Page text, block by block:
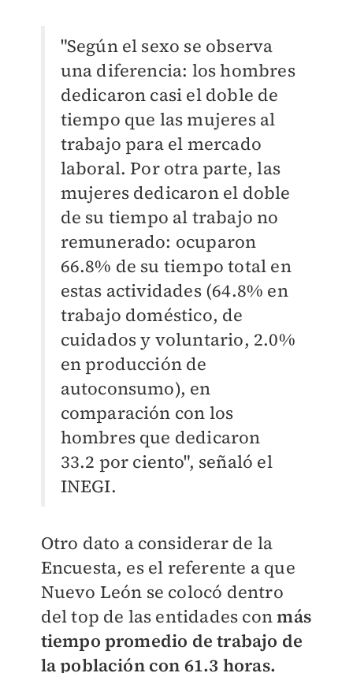
"Según el sexo se observa
una diferencia: los hombres
dedicaron casi el doble de
tiempo que las mujeres al
trabajo para el mercado
laboral. Por otra parte, las
mujeres dedicaron el doble
de su tiempo al trabajo no
remunerado: ocuparon
66.8% de su tiempo total en
estas actividades (64.8% en
trabajo doméstico, de
cuidados y voluntario, 2.0%
en producción de
autoconsumo), en
comparación con los
hombres que dedicaron
33.2 por ciento", señaló el
INEGI.
Otro dato a considerar de la
Encuesta, es el referente a que
Nuevo León se colocó dentro
del top de las entidades conmás
tiempo promedio de trabajo de
la población con 61.3 horas.